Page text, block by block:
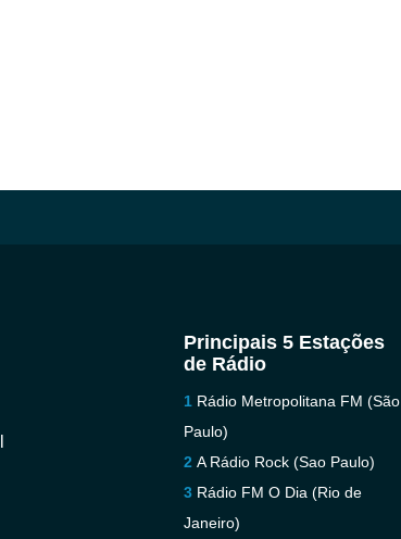
Principais 5 Estações
de Rádio
Rádio Metropolitana FM (São
Paulo)
A Rádio Rock (Sao Paulo)
Rádio FM O Dia (Rio de
Janeiro)